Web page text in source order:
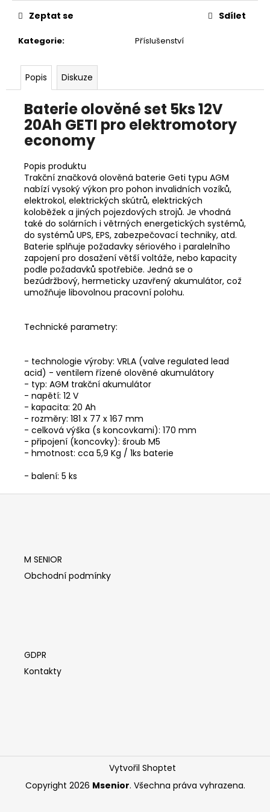
Kategorie: Příslušenství
Zeptat se Sdílet
Popis Diskuze
Baterie olověné set 5ks 12V
20Ah GETI pro elektromotory
economy
Popis produktu
Trakční značková olověná baterie Geti typu AGM
nabízí vysoký výkon pro pohon invalidních vozíků,
elektrokol, elektrických skútrů, elektrických
koloběžek a jiných pojezdových strojů. Je vhodná
také do solárních i větrných energetických systémů,
do systémů UPS, EPS, zabezpečovací techniky, atd.
Baterie splňuje požadavky sériového i paralelního
zapojení pro dosažení větší voltáže, nebo kapacity
podle požadavků spotřebiče. Jedná se o
bezúdržbový, hermeticky uzavřený akumulátor, což
umožňuje libovolnou pracovní polohu.
Technické parametry:
- technologie výroby: VRLA (valve regulated lead
acid) - ventilem řízené olověné akumulátory
- typ: AGM trakční akumulátor
- napětí: 12 V
- kapacita: 20 Ah
- rozměry: 181 x 77 x 167 mm
- celková výška (s koncovkami): 170 mm
- připojení (koncovky): šroub M5
- hmotnost: cca 5,9 Kg / 1ks baterie
- balení: 5 ks
u
e
MSENIOR
1000
PREMIUM
990
Kč
Původně:
990
M SENIOR
Obchodní podmínky
GDPR
Kontakty
Vytvořil Shoptet
Copyright 2026 Msenior. Všechna práva vyhrazena.